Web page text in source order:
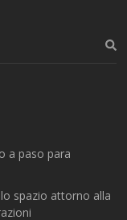
a paso para
spazio attorno alla